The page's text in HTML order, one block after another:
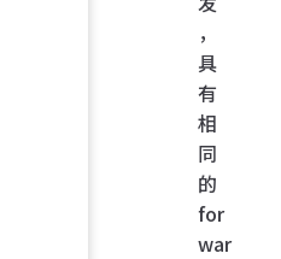
，
具
有
相
同
的
for
war